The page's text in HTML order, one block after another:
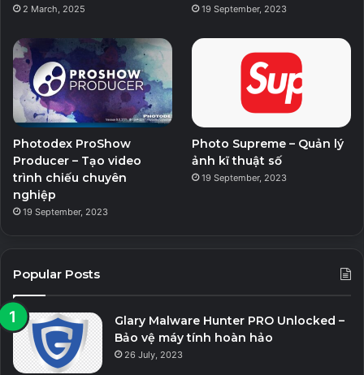
2 March, 2025 19 September, 2023
Photodex ProShow
Producer – Tạo video
trình chiếu chuyên
nghiệp
19 September, 2023
Photo Supreme – Quản lý
ảnh kĩ thuật số
19 September, 2023
Popular Posts
Glary Malware Hunter PRO Unlocked –
Bảo vệ máy tính hoàn hảo
26 July, 2023